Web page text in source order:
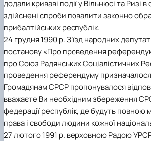
додали криваві події у Вільнюсі та Ризі в
здійснені спроби повалити законно
прибалтійських республік.
24 грудня 1990 р. З’їзд народних
постанову «Про проведення
про Союз Радянських Соціалістичних
проведення референдуму призначалося
Громадянам СРСР пропонувалося
вважаєте Ви необхідним збереження
федерації республік, де будуть повною
права і свободи людини кожної
27 лютого 1991 р. верховною Радою